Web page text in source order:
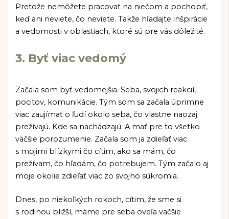
Pretože nemôžete pracovať na niečom a pochopiť,
keď ani neviete, čo neviete. Takže hľadajte inšpirácie
a vedomosti v oblastiach, ktoré sú pre vás dôležité.
3. Byť viac vedomý
Začala som byť vedomejšia. Seba, svojich reakcií,
pocitov, komunikácie. Tým som sa začala úprimne
viac zaujímať o ľudí okolo seba, čo vlastne naozaj
prežívajú. Kde sa nachádzajú. A mať pre to všetko
väčšie porozumenie. Začala som ja zdieľať viac
s mojimi blízkymi čo cítim, ako sa mám, čo
prežívam, čo hľadám, čo potrebujem. Tým začalo aj
moje okolie zdieľať viac zo svojho súkromia.
Dnes, po niekoľkých rokoch, cítim, že sme si
s rodinou bližší, máme pre seba oveľa väčšie